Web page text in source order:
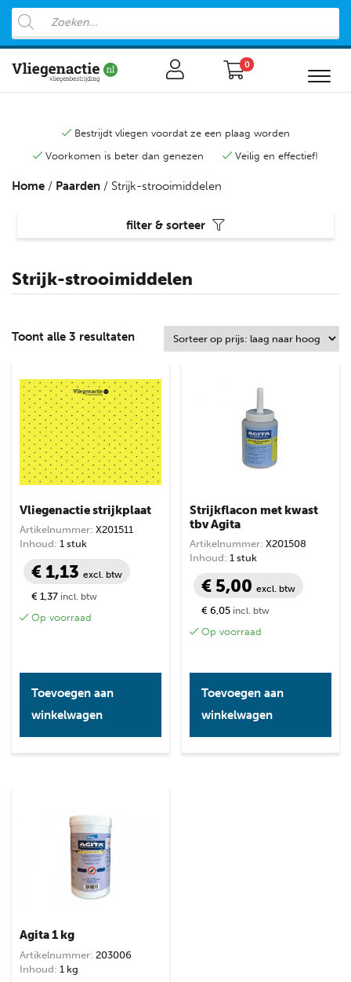
0
Bestrijdt vliegen voordat ze een plaag worden
Voorkomen is beter dan genezen
Veilig en effectief!
Strijk-strooimiddelen
Toont alle 3 resultaten
Vliegenactie strijkplaat
Artikelnummer: X201511
Inhoud: 1 stuk
€ 1,13 excl. btw
€ 1,37 incl. btw
Op voorraad
Toevoegen aan
winkelwagen
Strijkflacon met kwast
tbv Agita
Artikelnummer: X201508
Inhoud: 1 stuk
€ 5,00excl. btw
€ 6,05 incl. btw
Op voorraad
Toevoegen aan
winkelwagen
Agita 1 kg
Artikelnummer: 203006
Inhoud: 1 kg
Home / Paarden / Strijk-strooimiddelen
filter & sorteer